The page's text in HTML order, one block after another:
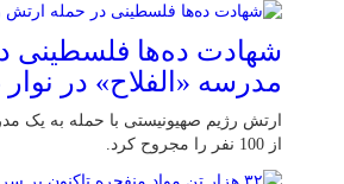
شهادت ده‌ها فلسطینی
مدرسه «الفلاح» در
ارتش رژیم صهیونیستی با حمله به یک
از 100 نفر را مجروح کرد.